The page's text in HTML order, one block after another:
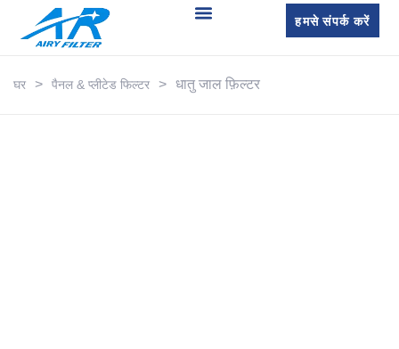
हमसे संपर्क करें
घर > पैनल & प्लीटेड फिल्टर > धातु जाल फ़िल्टर